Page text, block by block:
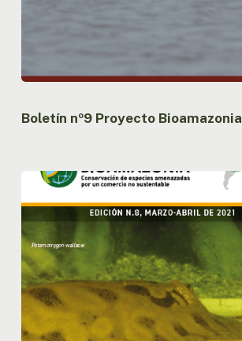
Boletín nº9 Proyecto Bioamazonia
Boletín
Bioamazonia